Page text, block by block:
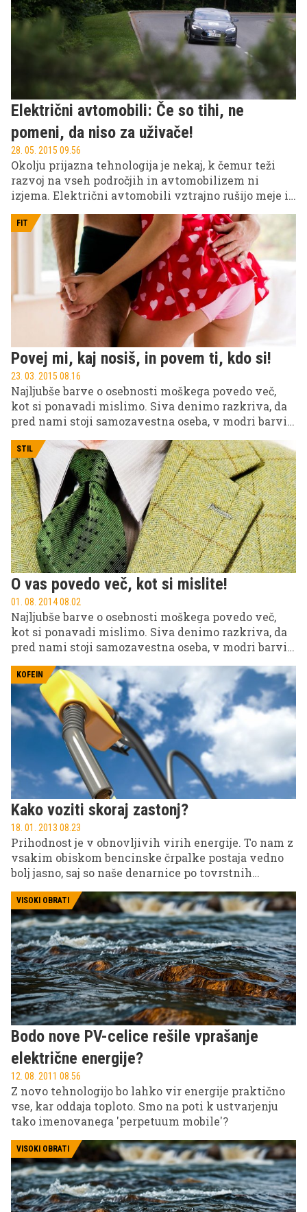
Električni avtomobili: Če so tihi, ne
pomeni, da niso za uživače!
28. 05. 2015 09.56
Okolju prijazna tehnologija je nekaj, k čemur teži
razvoj na vseh področjih in avtomobilizem ni
izjema. Električni avtomobili vztrajno rušijo meje in
bolj zmogljiva električna vozila. Ravno te dni smo
lahko priča hitrostni preizkušnji, na kateri se bodo
med seboj pomerili vozniki električnih
avtomobilov.
FIT
Povej mi, kaj nosiš, in povem ti, kdo si!
23. 03. 2015 08.16
Najljubše barve o osebnosti moškega povedo več,
kot si ponavadi mislimo. Siva denimo razkriva, da
pred nami stoji samozavestna oseba, v modri barvi
partner.
STIL
O vas povedo več, kot si mislite!
01. 08. 2014 08.02
Najljubše barve o osebnosti moškega povedo več,
kot si ponavadi mislimo. Siva denimo razkriva, da
pred nami stoji samozavestna oseba, v modri barvi
pa se nam bo predstavil zaščitniški in zanesljiv
partner.
KOFEIN
Kako voziti skoraj zastonj?
18. 01. 2013 08.23
Prihodnost je v obnovljivih virih energije. To nam z
vsakim obiskom bencinske črpalke postaja vedno
bolj jasno, saj so naše denarnice po tovrstnih
podvigih vedno tanjše. Ne boste verjeli, a obeta se
nam bolj svetla prihodnost.
VISOKI OBRATI
Bodo nove PV-celice rešile vprašanje
električne energije?
12. 08. 2011 08.56
Z novo tehnologijo bo lahko vir energije praktično
vse, kar oddaja toploto. Smo na poti k ustvarjenju
tako imenovanega 'perpetuum mobile'?
VISOKI OBRATI